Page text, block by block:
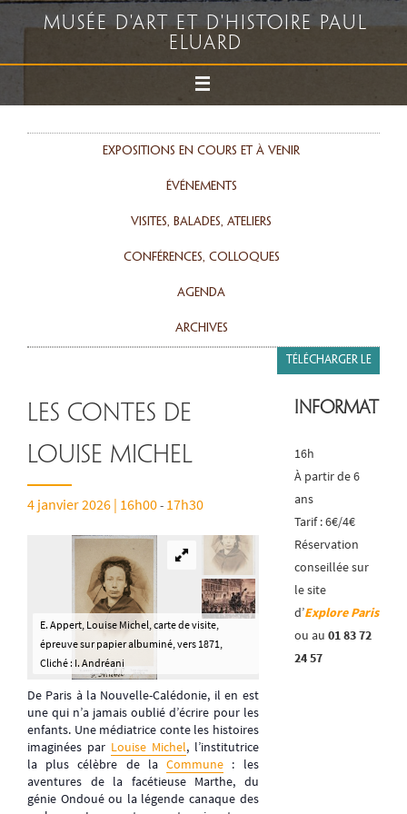
Musée d'art et d'histoire Paul
Eluard
Expositions en cours et à venir
événements
Visites, balades, ateliers
Conférences, colloques
Télécharger le
agenda
Archives
Les contes de
Louise Michel
4 janvier 2026 | 16h00- 17h30
E. Appert, Louise Michel, carte de visite,
épreuve sur papier albuminé, vers 1871,
Cliché : I. Andréani
De Paris à la Nouvelle-Calédonie, il en est
une qui n’a jamais oublié d’écrire pour les
enfants. Une médiatrice conte les histoires
imaginées par Louise Michel, l’institutrice
la plus célèbre de laCommune : les
aventures de la facétieuse Marthe, du
génie Ondoué ou la légende canaque des
16h
À partir de 6
ans
Tarif : 6€/4€
Réservation
conseillée sur
le site
d’Explore Paris
ou au 01 83 72
24 57